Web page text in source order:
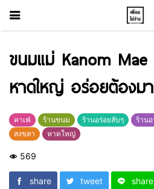
ขนมแม่ Kanom
หาดใหญ่ อร่อยต้องม
คาเฟ่ ร้านขนม ร้านอร่อยลับๆ ร้าน
สงขลา
หาดใหญ่
569
share tweet share